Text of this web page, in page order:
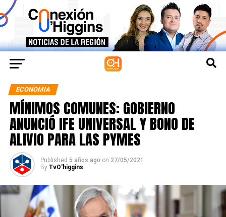
ECONOMIA
MÍNIMOS COMUNES: GOBIERNO
ANUNCIÓ IFE UNIVERSAL Y BONO DE
ALIVIO PARA LAS PYMES
Published 5 años ago on 27/05/2021
By TvO'higgins